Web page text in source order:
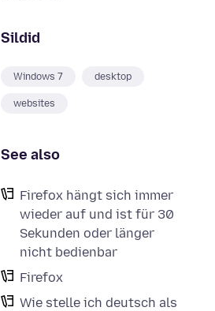
Sildid
Windows 7 desktop
websites
See also
Firefox hängt sich immer
wieder auf und ist für 30
Sekunden oder länger
nicht bedienbar
Firefox
Wie stelle ich deutsch als